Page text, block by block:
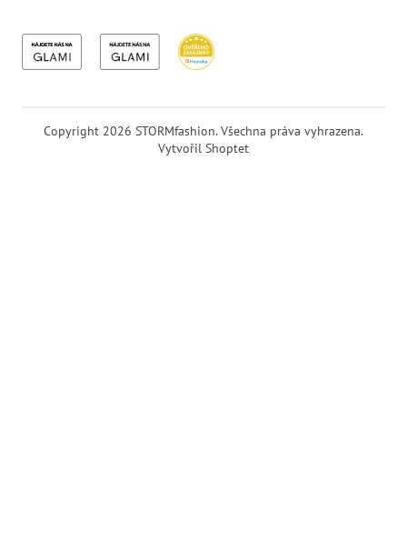
Vytvořil Shoptet
Copyright 2026 STORMfashion. Všechna práva vyhrazena.